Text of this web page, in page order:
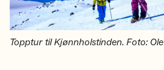
Topptur til Kjønnholstinden. Foto: